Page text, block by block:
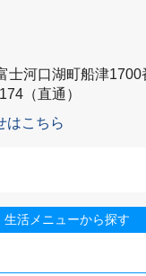
士河口湖町船津1700
（直通）
はこちら
生活メニューから探す